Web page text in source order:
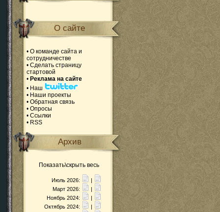
О сайте
• О команде сайта и
сотрудничестве
• Сделать страницу
стартовой
• Реклама на сайте
• Наш
• Наши проекты
• Обратная связь
• Опросы
• Ссылки
• RSS
Архив
Показать\скрыть весь
Июль 2026:
|
Март 2026:
|
Ноябрь 2024:
|
Октябрь 2024:
|